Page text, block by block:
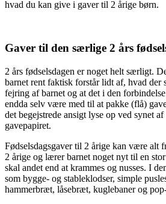
hvad du kan give i gaver til 2 årige børn.
Gaver til den særlige 2 års
2 års fødselsdagen er noget helt særligt.
barnet rent faktisk forstår lidt af, hvad der
fejring af barnet og at det i den
endda selv være med til at pakke (flå)
det begejstrede ansigt lyse op ved synet
gavepapiret.
Fødselsdagsgaver til 2 årige kan være alt
2 årige og lærer barnet noget nyt til en
skal andet end at krammes og nusses. I
som bygge- og stableklodser, simple
hammerbræt, låsebræt, kuglebaner og